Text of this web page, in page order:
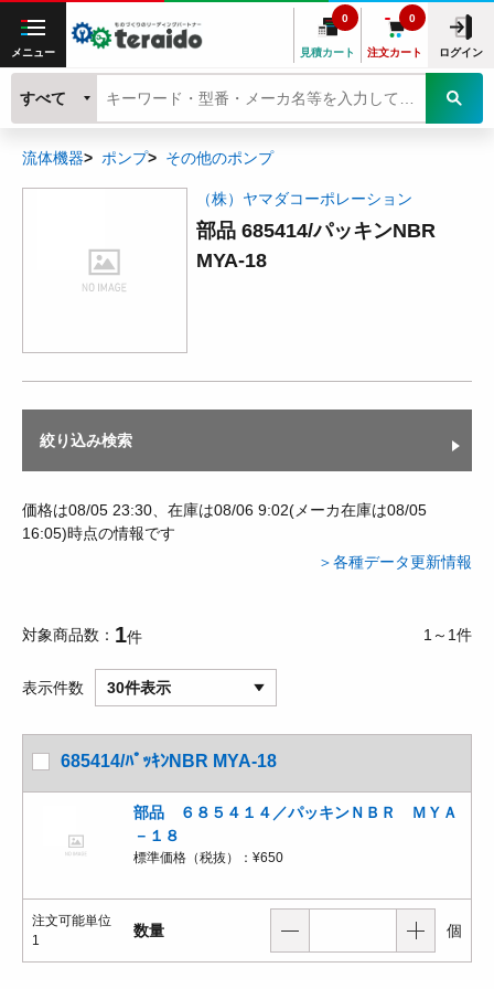
メニュー 見積カート
0
注文カート
0
ログイン
すべて
流体機器 ポンプ その他のポンプ
（株）ヤマダコーポレーション
部品 685414/パッキンNBR
MYA-18
絞り込み検索
価格は08/05 23:30、在庫は08/06 9:02(メーカ在庫は08/05
16:05)時点の情報です
＞各種データ更新情報
対象商品数 1件 1～1件
表示件数 30件表示
685414/ﾊﾟｯｷﾝNBR MYA-18
部品 ６８５４１４／パッキンＮＢＲ ＭＹＡ
－１８
標準価格（税抜）： ¥650
注文可能単位
1
数量 個